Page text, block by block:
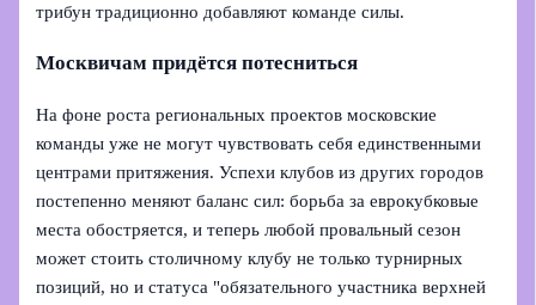
трибун традиционно добавляют команде силы.
Москвичам придётся потесниться
На фоне роста региональных проектов московские
команды уже не могут чувствовать себя единственными
центрами притяжения. Успехи клубов из других городов
постепенно меняют баланс сил: борьба за еврокубковые
места обостряется, и теперь любой провальный сезон
может стоить столичному клубу не только турнирных
позиций, но и статуса "обязательного участника верхней